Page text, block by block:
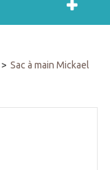
> Sac à main Mickael